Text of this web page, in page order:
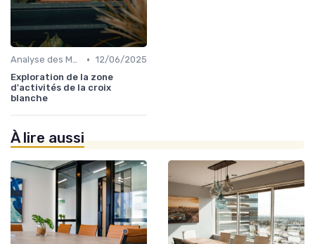
Analyse des Marchés Locaux et Globaux • 12/06/2025
Exploration de la zone
d'activités de la croix
blanche
À lire aussi